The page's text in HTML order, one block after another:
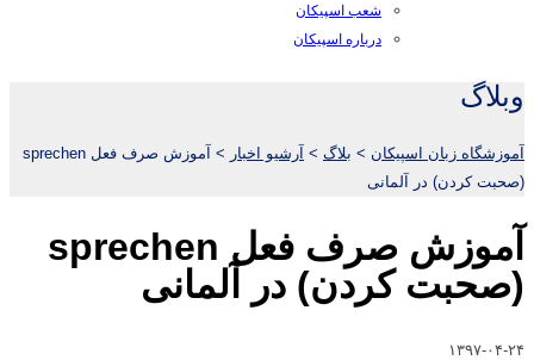
شعب اسپیکان
درباره اسپیکان
وبلاگ
آموزشگاه زبان اسپیکان > بلاگ > آرشیو اخبار >
آموزش صرف فعل sprechen
(صحبت کردن) در آلمانی
آموزش صرف فعل sprechen
(صحبت کردن) در آلمانی
۱۳۹۷-۰۴-۲۴